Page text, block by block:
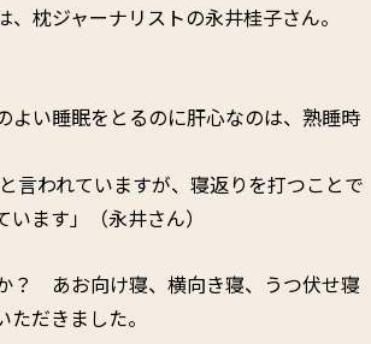
枕ジャーナリストの永井桂子さん。
い睡眠をとるのに肝心なのは、熟睡時
言われていますが、寝返りを打つことで
ます」（永井さん）
？ あお向け寝、横向き寝、うつ伏せ寝
だきました。